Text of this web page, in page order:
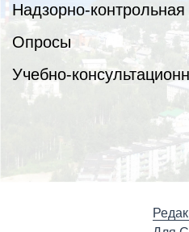
Надзорно-контрольная
Опросы
Учебно-